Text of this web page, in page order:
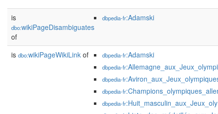
is
dbo:wikiPageDisambiguates
of
dbpedia-fr:Adamski
is dbo:wikiPageWikiLink of dbpedia-fr:Adamski
dbpedia-fr
dbpedia-fr
dbpedia-fr
dbpedia-fr